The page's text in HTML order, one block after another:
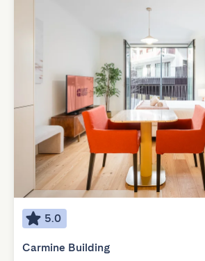
5.0
Carmine Building